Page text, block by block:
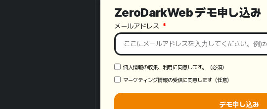
ZeroDarkWeb デモ申し込み
メールアドレス
個人情報の収集、利用に同意します。（必須）
マーケティング情報の受信に同意します（任意）
デモ申し込み